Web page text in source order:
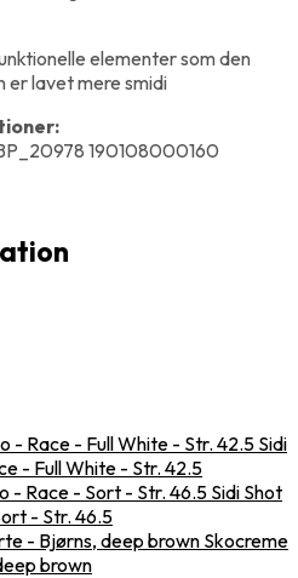
elementer som den
er lavet mere smidi
190108000160
Sidi
- Full White - Str. 42.5
Sidi Shot
- Str. 46.5
Skocreme
brown